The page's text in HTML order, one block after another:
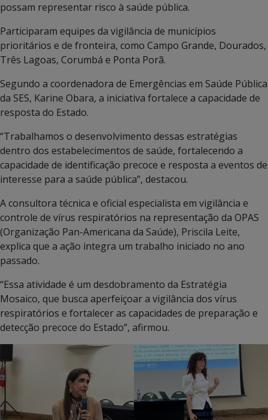
possam representar risco à saúde pública.
Participaram equipes da vigilância de municípios
prioritários e de fronteira, como Campo Grande, Dourados,
Três Lagoas, Corumbá e Ponta Porã.
Segundo a coordenadora de Emergências em Saúde Pública
da SES, Karine Obara, a iniciativa fortalece a capacidade de
resposta do Estado.
“Trabalhamos o desenvolvimento dessas estratégias
dentro dos estabelecimentos de saúde, fortalecendo a
capacidade de identificação precoce e resposta a eventos de
interesse para a saúde pública”, destacou.
A consultora técnica e oficial especialista em vigilância e
controle de vírus respiratórios na representação da OPAS
(Organização Pan-Americana da Saúde), Priscila Leite,
explica que a ação integra um trabalho iniciado no ano
passado.
“Essa atividade é um desdobramento da Estratégia
Mosaico, que busca aperfeiçoar a vigilância dos vírus
respiratórios e fortalecer as capacidades de preparação e
detecção precoce do Estado”, afirmou.